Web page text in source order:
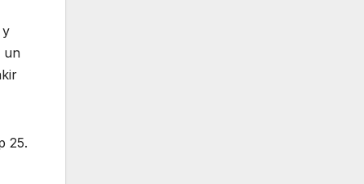
y
un
25.